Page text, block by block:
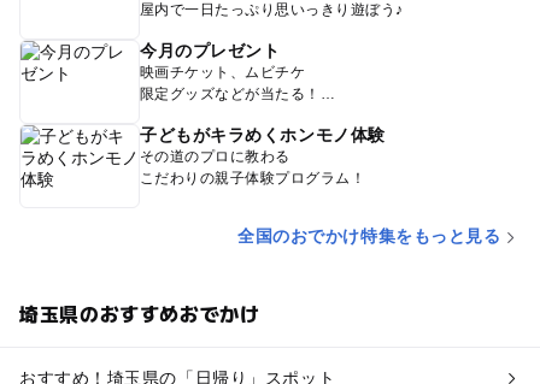
屋内で一日たっぷり思いっきり遊ぼう♪
今月のプレゼント
映画チケット、ムビチケ
限定グッズなどが当たる！
子どもがキラめくホンモノ体験
その道のプロに教わる
こだわりの親子体験プログラム！
全国のおでかけ特集をもっと見る
埼玉県のおすすめおでかけ
おすすめ！埼玉県の「日帰り」スポット